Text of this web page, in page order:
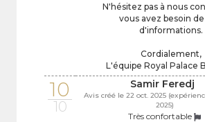
N'hésitez pas à nous
vous avez besoin
d'informations.
Cordialement,
L'équipe Royal Palace
10
10
Samir Feredj
Avis créé le 22 oct. 2025
2025)
Très confortable